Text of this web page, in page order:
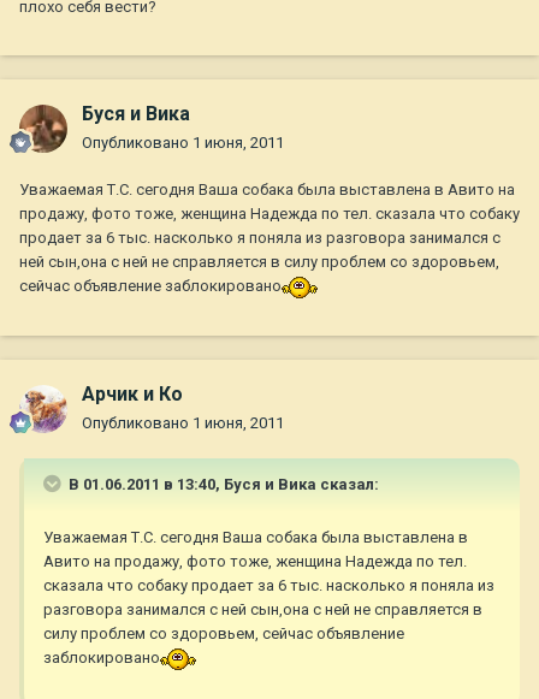
плохо себя вести?
Буся и Вика
Опубликовано 1 июня, 2011
Уважаемая Т.С. сегодня Ваша собака была выставлена в Авито на
продажу, фото тоже, женщина Надежда по тел. сказала что собаку
продает за 6 тыс. насколько я поняла из разговора занимался с
ней сын,она с ней не справляется в силу проблем со здоровьем,
сейчас объявление заблокировано
Арчик и Ко
Опубликовано 1 июня, 2011
В 01.06.2011 в 13:40, Буся и Вика сказал:
Уважаемая Т.С. сегодня Ваша собака была выставлена в
Авито на продажу, фото тоже, женщина Надежда по тел.
сказала что собаку продает за 6 тыс. насколько я поняла из
разговора занимался с ней сын,она с ней не справляется в
силу проблем со здоровьем, сейчас объявление
заблокировано